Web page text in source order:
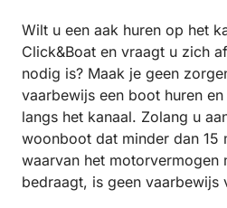
Wilt u een aak huren op het
Click&Boat en vraagt u zich
nodig is? Maak je geen
vaarbewijs een boot huren
langs het kanaal. Zolang u
woonboot dat minder dan 15
waarvan het motorvermogen
bedraagt, is geen vaarbewijs